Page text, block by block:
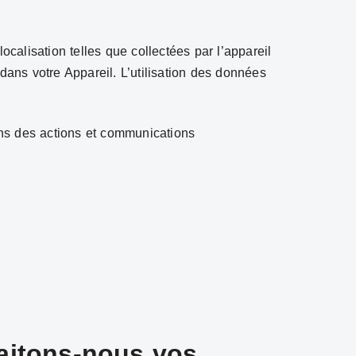
telles que collectées par l’appareil
votre Appareil. L’utilisation des données
des actions et communications